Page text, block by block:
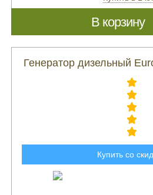
В корзину
Генератор дизельный
Купить со